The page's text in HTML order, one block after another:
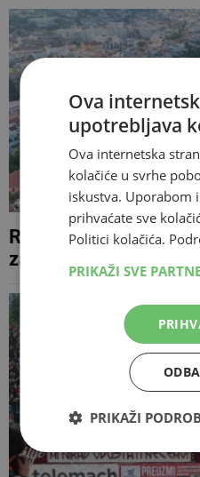
Raspisan novi
za zgradu Autocesta
Ova
upotrebljava
Ova internetska
kolačiće u svrhe
iskustva. Uporabom
prihvaćate sve
Politici kolačića.
PRIKAŽI SVE
PRIKAŽI